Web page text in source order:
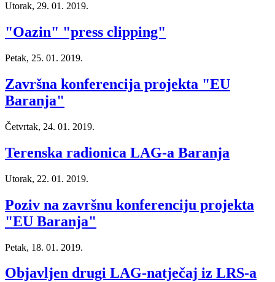
Utorak, 29. 01. 2019.
"Oazin" "press clipping"
Petak, 25. 01. 2019.
Završna konferencija projekta "EU
Baranja"
Četvrtak, 24. 01. 2019.
Terenska radionica LAG-a Baranja
Utorak, 22. 01. 2019.
Poziv na završnu konferenciju projekta
"EU Baranja"
Petak, 18. 01. 2019.
Objavljen drugi LAG-natječaj iz LRS-a